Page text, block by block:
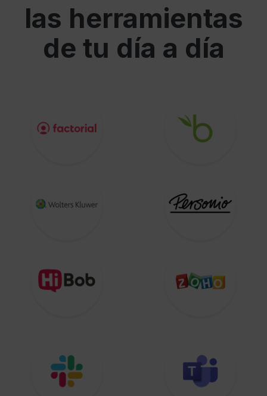
las herramientas
de tu día a día